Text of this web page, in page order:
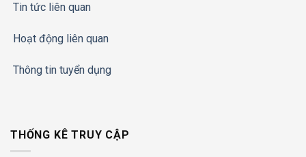
Tin tức liên quan
Hoạt động liên quan
Thông tin tuyển dụng
THỐNG KÊ TRUY CẬP